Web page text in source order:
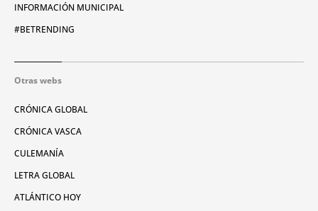
INFORMACIÓN MUNICIPAL
#BETRENDING
Otras webs
CRÓNICA GLOBAL
CRÓNICA VASCA
CULEMANÍA
LETRA GLOBAL
ATLÁNTICO HOY